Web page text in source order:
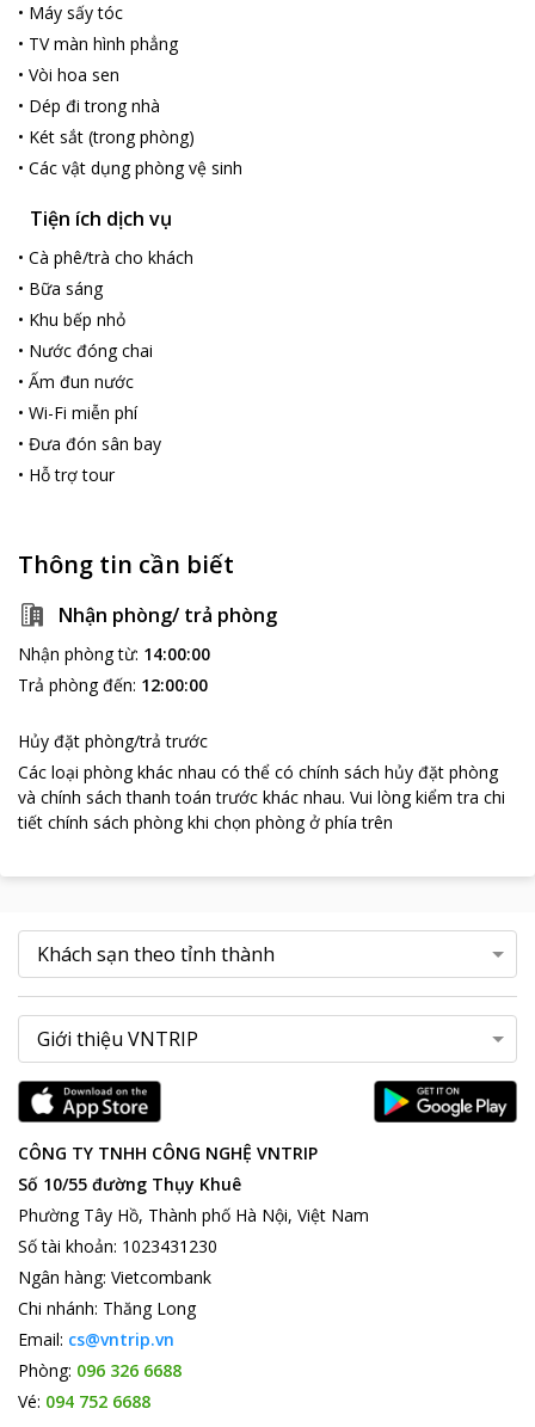
• Máy sấy tóc
• TV màn hình phẳng
• Vòi hoa sen
• Dép đi trong nhà
• Két sắt (trong phòng)
• Các vật dụng phòng vệ sinh
Tiện ích dịch vụ
• Cà phê/trà cho khách
• Bữa sáng
• Khu bếp nhỏ
• Nước đóng chai
• Ấm đun nước
• Wi-Fi miễn phí
• Đưa đón sân bay
• Hỗ trợ tour
Thông tin cần biết
Nhận phòng/ trả phòng
Nhận phòng từ: 14:00:00
Trả phòng đến: 12:00:00
Hủy đặt phòng/trả trước
Các loại phòng khác nhau có thể có chính sách hủy đặt phòng
và chính sách thanh toán trước khác nhau. Vui lòng kiểm tra chi
tiết chính sách phòng khi chọn phòng ở phía trên
CÔNG TY TNHH CÔNG NGHỆ VNTRIP
Số 10/55 đường Thụy Khuê
Phường Tây Hồ, Thành phố Hà Nội, Việt Nam
Số tài khoản: 1023431230
Ngân hàng: Vietcombank
Chi nhánh: Thăng Long
Email: cs@vntrip.vn
Phòng: 096 326 6688
Vé: 094 752 6688